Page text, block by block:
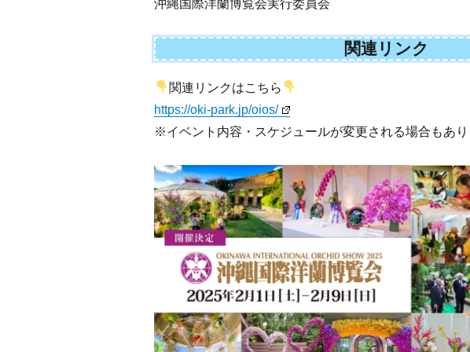
沖縄国際洋蘭博覧会実行委員会
関連リンク
関連リンクはこちら
https://oki-park.jp/oios/
※イベント内容・スケジュールが変更される場合もあ